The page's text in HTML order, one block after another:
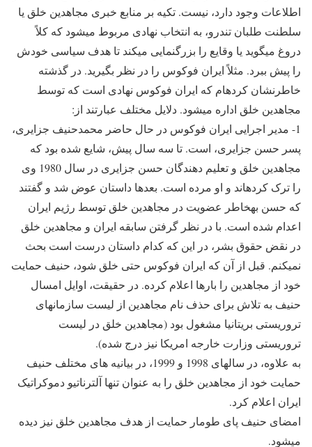
اطلاعات وجود دارد، نیست. تکیه بر منابع خبری مجاهدین خلق یا
سلطنت طلبان تندرو، به انتخاب نهادی مربوط می‎شود که کلاً
دروغ می‎گوید یا وقایع را بزرگ‎نمایی میکند تا هدف سیاسی خودش
را پیش ببرد. مثلاً ایران فوکوس را در نظر بگیرید. در گذشته
خاطرنشان کرده‎ام که ایران فوکوس نهادی است که توسط
مجاهدین خلق اداره میشود. دلایل مختلف عبارتند از:
1- مدیر اجرایی ایران فوکوس در حال حاضر محمدحنیف جزایری،
پسر حسن جزایری، است. تا سه سال پیش، شایع شده بود که
مجاهدین خلق و تعلیم دهندگان حسن جزایری در سال 1980 وی
را ترک کرده‎اند و او مرده است. بعدها داستان عوض شد و گفتند
که حسن به‎خاطر عضویت در مجاهدین خلق توسط رژیم ایران
اعدام شده است. با در نظر گرفتن سابقه ایران و مجاهدین خلق
در نقض حقوق بشر، در این که کدام داستان درست است بحث
نمی‎کنم. قبل از آن که ایران فوکوس حتی خلق شود، حنیف حمایت
خود از مجاهدین را بارها اعلام کرده. در حقیقت، اوایل امسال
حنیف به تلاش برای حذف نام مجاهدین از لیست سازمان‎های
تروریستی بریتانیا مشغول بود (مجاهدین خلق در لیست
تروریستی وزارت خارجه امریکا نیز درج شده).
به علاوه، در سال‎های 1998 و 1999، در بیانیه های مختلف حنیف
حمایت خود از مجاهدین خلق را به عنوان تنها آلترناتیو دموکراتیک
ایران اعلام کرد.
امضای حنیف پای طومار حمایت از هدف مجاهدین خلق نیز دیده
می‎شود.